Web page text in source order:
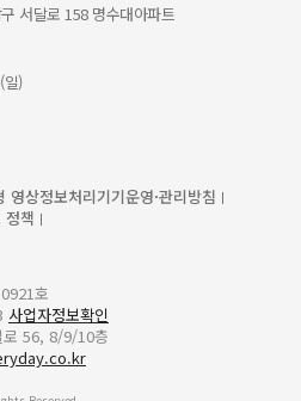
서달로 158 명수대아파트
)
영상정보처리기기운영·관리방침
정책
호
사업자정보확인
로 56, 8/9/10층